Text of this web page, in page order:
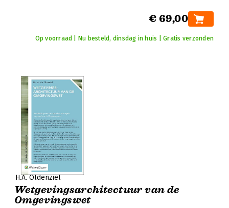
€ 69,00
Op voorraad | Nu besteld, dinsdag in huis | Gratis verzonden
H.A. Oldenziel
Wetgevingsarchitectuur van de
Omgevingswet